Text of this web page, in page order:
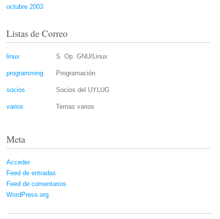
octubre 2003
Listas de Correo
linux S. Op. GNU/Linux
programming Programación
socios Socios del UYLUG
varios Temas varios
Meta
Acceder
Feed de entradas
Feed de comentarios
WordPress.org